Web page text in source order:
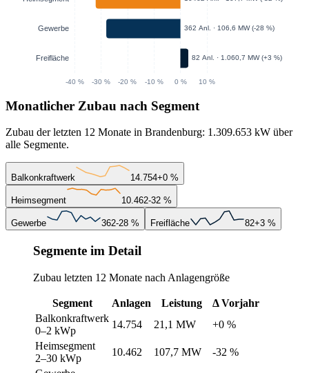
Monatlicher Zubau nach Segment
Zubau der letzten 12 Monate in Brandenburg: 1.309.653 kW über
alle Segmente.
Balkonkraftwerk 14.754+0 %
Heimsegment 10.462-32 %
Gewerbe 362-28 % Freifläche 82+3 %
Segmente im Detail
Zubau letzten 12 Monate nach Anlagengröße
Segment Anlagen Leistung
Δ Vorjahr
Balkonkraftwerk
0–2 kWp
14.754 21,1 MW
+0 %
Heimsegment
2–30 kWp
10.462 107,7 MW
-32 %